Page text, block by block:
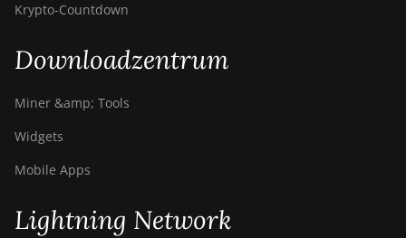
Krypto-Countdown
Downloadzentrum
Miner &amp; Tools
Widgets
Mobile Apps
Lightning Network